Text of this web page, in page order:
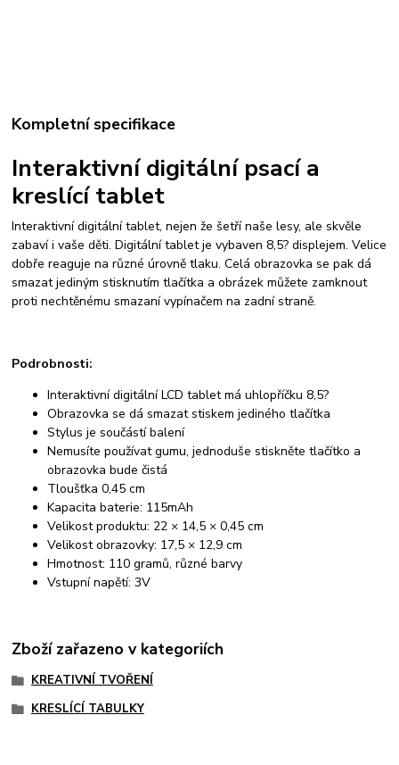
Kompletní specifikace
Interaktivní digitální psací a
kreslící tablet
Interaktivní digitální tablet, nejen že šetří naše lesy, ale skvěle
zabaví i vaše děti. Digitální tablet je vybaven 8,5? displejem. Velice
dobře reaguje na různé úrovně tlaku. Celá obrazovka se pak dá
smazat jediným stisknutím tlačítka a obrázek můžete zamknout
proti nechtěnému smazaní vypínačem na zadní straně.
Podrobnosti:
Interaktivní digitální LCD tablet má uhlopříčku 8,5?
Obrazovka se dá smazat stiskem jediného tlačítka
Stylus je součástí balení
Nemusíte používat gumu, jednoduše stiskněte tlačítko a
obrazovka bude čistá
Tloušťka 0,45 cm
Kapacita baterie: 115mAh
Velikost produktu: 22 × 14,5 × 0,45 cm
Velikost obrazovky: 17,5 × 12,9 cm
Hmotnost: 110 gramů, různé barvy
Vstupní napětí: 3V
Zboží zařazeno v kategoriích
KREATIVNÍ TVOŘENÍ
KRESLÍCÍ TABULKY